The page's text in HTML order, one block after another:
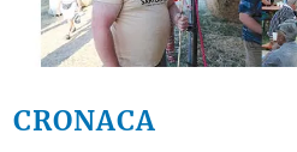
CRONACA